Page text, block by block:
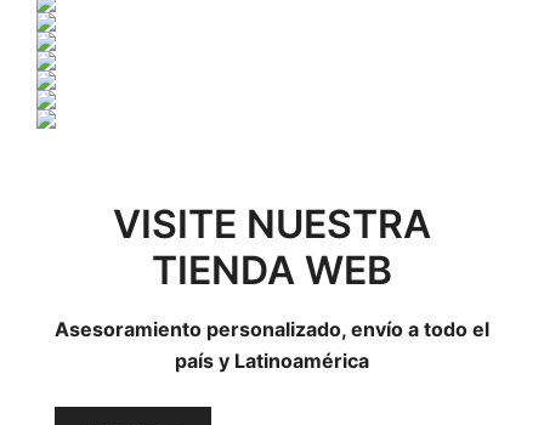
VISITE NUESTRA
TIENDA WEB
Asesoramiento personalizado, envío a todo el
país y Latinoamérica